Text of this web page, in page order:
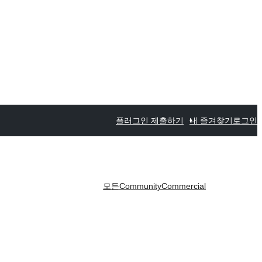
플러그인 제출하기 내 즐겨찾기 로그인
모든CommunityCommercial